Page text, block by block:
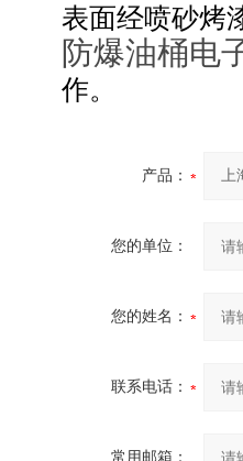
表面经喷砂烤
防爆油桶电
作。
产品：
您的单位：
您的姓名：
联系电话：
常用邮箱：